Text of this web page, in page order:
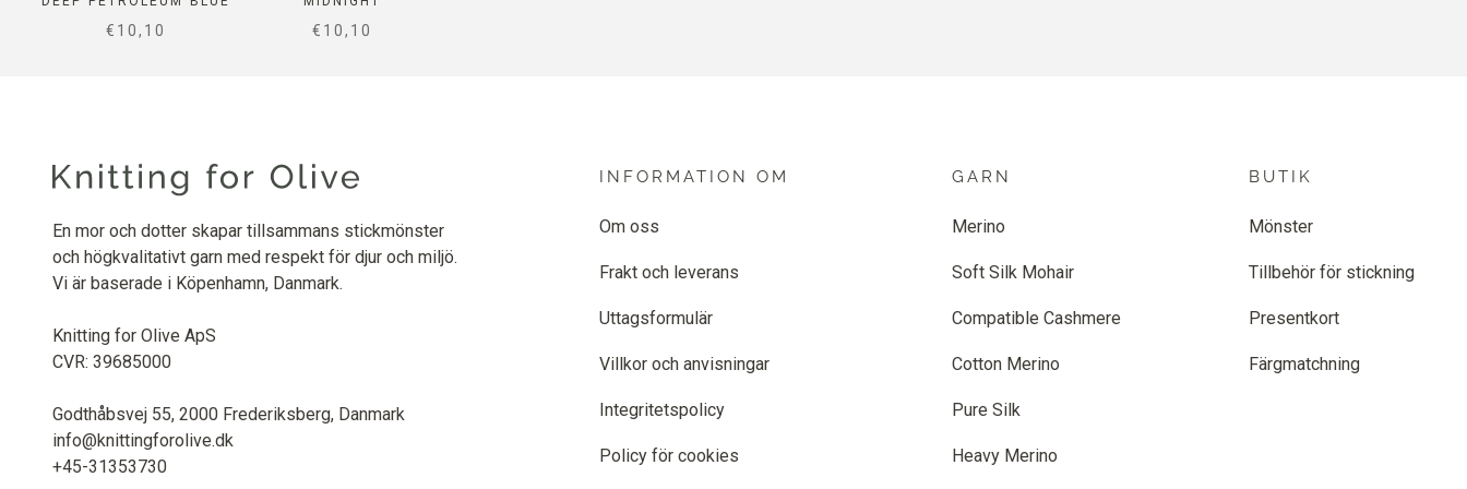
SALE PRICE
€10,10 SALE PRICE
€10,10
En mor och dotter skapar tillsammans stickmönster
och högkvalitativt garn med respekt för djur och miljö.
Vi är baserade i Köpenhamn, Danmark.
Knitting for Olive ApS
CVR: 39685000
Godthåbsvej 55, 2000 Frederiksberg, Danmark
info@knittingforolive.dk
+45-31353730
INFORMATION OM
Om oss
Frakt och leverans
Uttagsformulär
Villkor och anvisningar
Integritetspolicy
Policy för cookies
GARN
Merino
Soft Silk Mohair
Compatible Cashmere
Cotton Merino
Pure Silk
Heavy Merino
BUTIK
Mönster
Tillbehör för stickning
Presentkort
Färgmatchning